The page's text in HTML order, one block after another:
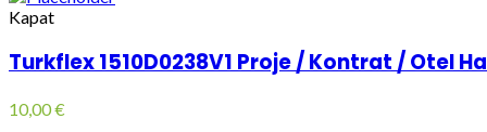
Kapat
Turkflex 1510D0238V1 Proje / Kontrat / Otel
10,00€